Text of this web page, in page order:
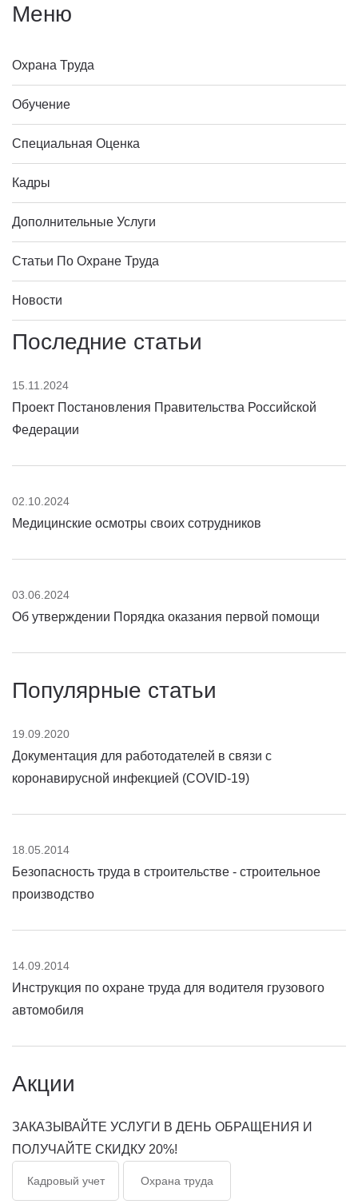
Меню
Охрана Труда
Обучение
Специальная Оценка
Кадры
Дополнительные Услуги
Статьи По Охране Труда
Новости
Последние статьи
15.11.2024
Проект Постановления Правительства Российской
Федерации
02.10.2024
Медицинские осмотры своих сотрудников
03.06.2024
Об утверждении Порядка оказания первой помощи
Популярные статьи
19.09.2020
Документация для работодателей в связи с
коронавирусной инфекцией (COVID-19)
18.05.2014
Безопасность труда в строительстве - строительное
производство
14.09.2014
Инструкция по охране труда для водителя грузового
автомобиля
Акции
ЗАКАЗЫВАЙТЕ УСЛУГИ В ДЕНЬ ОБРАЩЕНИЯ И
ПОЛУЧАЙТЕ СКИДКУ 20%!
Кадровый учет Охрана труда